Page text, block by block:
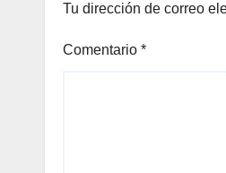
Tu dirección de correo
Comentario *